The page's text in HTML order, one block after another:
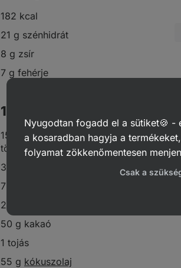
182 kcal
21 g szénhidrát
8 g zsír
7 g fehérje
12 adag
150 g teljes kiőrlésű
tönkölybúzaliszt
35 g
70 g
2 banán
50 g kakaó
1 tojás
55 g kókuszolaj
Nyugodtan fogadd el a sütiket🍪 -
a kosaradban hagyja a
folyamat zökkenőmentesen
Csak a